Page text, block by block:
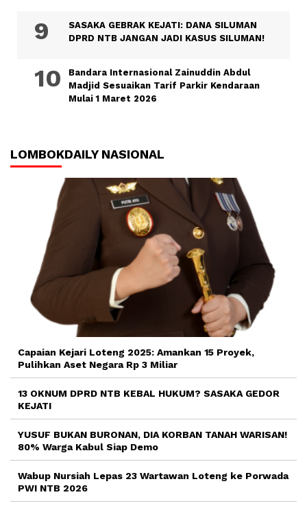
SASAKA GEBRAK KEJATI: DANA SILUMAN
DPRD NTB JANGAN JADI KASUS SILUMAN!
Bandara Internasional Zainuddin Abdul
Madjid Sesuaikan Tarif Parkir Kendaraan
Mulai 1 Maret 2026
LOMBOKDAILY NASIONAL
Capaian Kejari Loteng 2025: Amankan 15 Proyek,
Pulihkan Aset Negara Rp 3 Miliar
13 OKNUM DPRD NTB KEBAL HUKUM? SASAKA GEDOR
KEJATI
YUSUF BUKAN BURONAN, DIA KORBAN TANAH WARISAN!
80% Warga Kabul Siap Demo
Wabup Nursiah Lepas 23 Wartawan Loteng ke Porwada
PWI NTB 2026